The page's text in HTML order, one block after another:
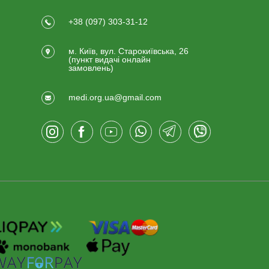
+38 (097) 303-31-12
м. Київ, вул. Старокиївська, 26
(пункт видачi онлайн
замовлень)
medi.org.ua@gmail.com